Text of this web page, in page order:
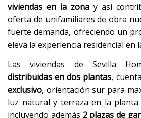
viviendas en la zona y así
oferta de unifamiliares de obra
fuerte demanda, ofreciendo un
eleva la experiencia residencial en
Las viviendas de Sevilla
distribuidas en dos plantas,
exclusivo, orientación sur para
luz natural y terraza en la
incluyendo además 2 plazas de